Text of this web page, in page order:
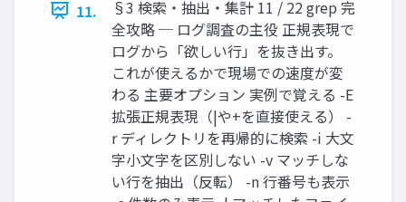
11.
§3 検索・抽出・集計 11 / 22 grep 完
全攻略 ─ ログ調査の主役 正規表現で
ログから「欲しい行」を抜き出す。
これが使えるかで現場での速度が変
わる 主要オプション 実例で覚える -E
拡張正規表現（|や+を直接使える） -
r ディレクトリを再帰的に検索 -i 大文
字小文字を区別しない -v マッチしな
い行を抽出（反転） -n 行番号も表示